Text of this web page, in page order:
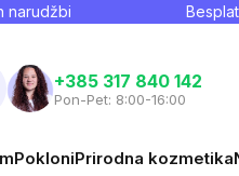
narudžbi
+385 317 840 142
Pon-Pet: 8:00-16:00
PokloniPrirodna kozmetika